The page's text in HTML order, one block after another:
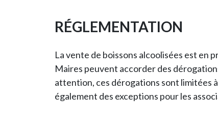
RÉGLEMENTATION
La vente de boissons alcoolisées est en
Maires peuvent accorder des
attention, ces dérogations sont limitées
également des exceptions pour les